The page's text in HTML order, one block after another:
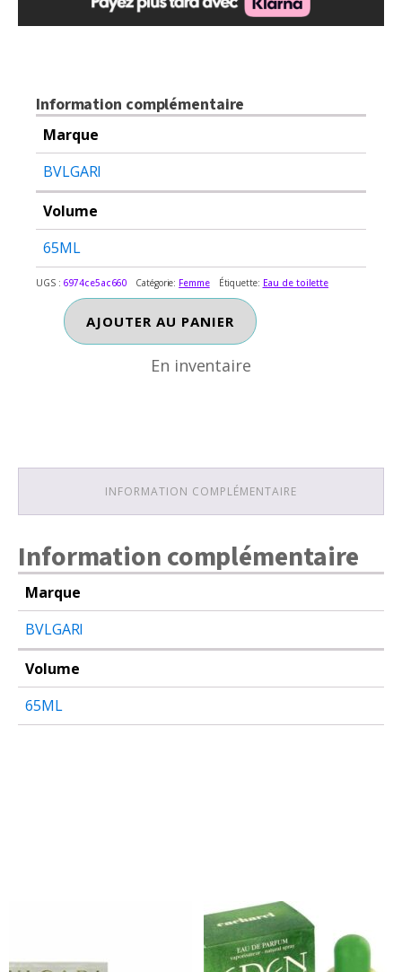
Information complémentaire
Marque
BVLGARI
Volume
65ML
UGS : 6974ce5ac660 Catégorie: Femme Étiquette: Eau de toilette
quantité
de
BVLGARI
AJOUTER AU PANIER
En inventaire
INFORMATION COMPLÉMENTAIRE
Information complémentaire
Marque
BVLGARI
Volume
65ML